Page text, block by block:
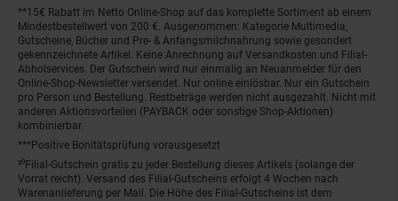
**15€ Rabatt im Netto Online-Shop auf das komplette Sortiment ab einem
Mindestbestellwert von 200 €. Ausgenommen: Kategorie Multimedia,
Gutscheine, Bücher und Pre- & Anfangsmilchnahrung sowie gesondert
gekennzeichnete Artikel. Keine Anrechnung auf Versandkosten und Filial-
Abholservices. Der Gutschein wird nur einmalig an Neuanmelder für den
Online-Shop-Newsletter versendet. Nur online einlösbar. Nur ein Gutschein
pro Person und Bestellung. Restbeträge werden nicht ausgezahlt. Nicht mit
anderen Aktionsvorteilen (PAYBACK oder sonstige Shop-Aktionen)
kombinierbar.
***Positive Bonitätsprüfung vorausgesetzt
²⁰Filial-Gutschein gratis zu jeder Bestellung dieses Artikels (solange der
Vorrat reicht). Versand des Filial-Gutscheins erfolgt 4 Wochen nach
Warenanlieferung per Mail. Die Höhe des Filial-Gutscheins ist dem